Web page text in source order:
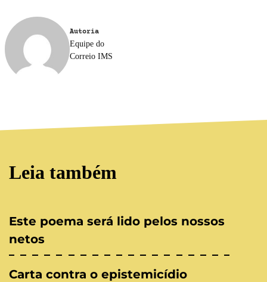
Autoria
Equipe do
Correio IMS
Leia também
Este poema será lido pelos nossos
netos
Carta contra o epistemicídio